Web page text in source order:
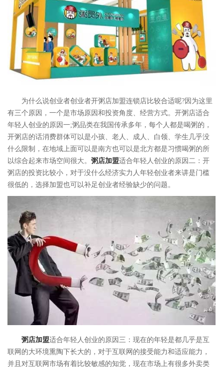
为什么说创业者创业者开粥店加盟连锁店比较合适呢?因为这里
有三个原因，一个是市场原因和投资角度、经营方式。开粥店适合
年轻人创业的原因一;粥品类在我国传承多年，每个人都是喝粥的，
开粥店的话消费群体可以是小孩、老人、成人、白领、学生几乎没
什么限制，在地域上面可以是南方也可以是北方都是习惯喝粥的所
以综合起来市场空间很大。 粥店加盟适合年轻人创业的原因二：开
粥店的投资比较小，对于没什么经济实力人年轻创业者来讲是门槛
很低的，选择加盟也可以补足创业者经验缺少的问题。
粥店加盟适合年轻人创业的原因三：现在的年轻是都几乎是互
联网的大环境熏陶下长大的，对于互联网的接受能力和适应能力，
并且对互联网市场有着比较敏感的知觉，现在市场上有很多外卖类